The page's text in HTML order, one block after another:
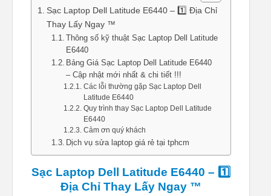
Sạc Laptop Dell Latitude E6440 – 1️⃣ Địa Chỉ
Thay Lấy Ngay ™
Thông số kỹ thuật Sạc Laptop Dell Latitude
E6440
Bảng Giá Sạc Laptop Dell Latitude E6440
– Cập nhật mới nhất & chi tiết !!!
Các lỗi thường gặp Sạc Laptop Dell
Latitude E6440
Quy trình thay Sạc Laptop Dell Latitude
E6440
Cảm ơn quý khách
Dịch vụ sửa laptop giá rẻ tại tphcm
Sạc Laptop Dell Latitude E6440 – 1️⃣
Địa Chỉ Thay Lấy Ngay ™